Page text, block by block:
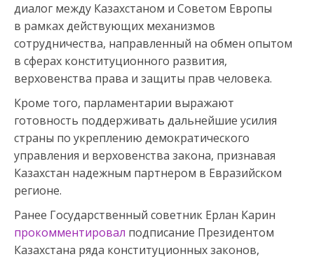
диалог между Казахстаном и Советом Европы
в рамках действующих механизмов
сотрудничества, направленный на обмен опытом
в сферах конституционного развития,
верховенства права и защиты прав человека.
Кроме того, парламентарии выражают
готовность поддерживать дальнейшие усилия
страны по укреплению демократического
управления и верховенства закона, признавая
Казахстан надежным партнером в Евразийском
регионе.
Ранее Государственный советник Ерлан Карин
прокомментировал подписание Президентом
Казахстана ряда конституционных законов,